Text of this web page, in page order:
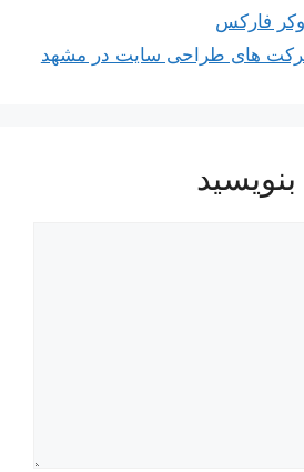
فارکس
های طراحی سایت در مشهد